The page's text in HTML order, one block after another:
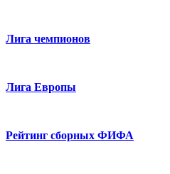
Лига чемпионов
Лига Европы
Рейтинг сборных ФИФА